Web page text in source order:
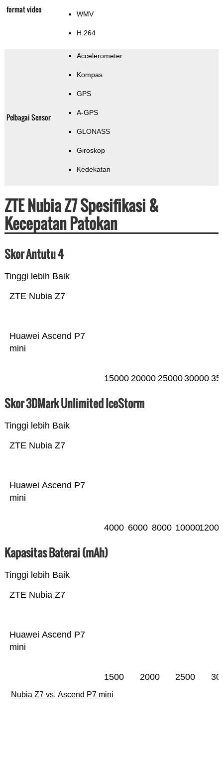
format video WMV
H.264
Pelbagai Sensor
Accelerometer
Kompas
GPS
A-GPS
GLONASS
Giroskop
Kedekatan
ZTE Nubia Z7 Spesifikasi &
Kecepatan Patokan
Skor Antutu 4
Tinggi lebih Baik
Huawei Ascend P7
mini
ZTE Nubia Z7
15000 20000 2500030000
Skor 3DMark Unlimited IceStorm
Tinggi lebih Baik
Huawei Ascend P7
mini
ZTE Nubia Z7
4000 6000 8000 10000
Kapasitas Baterai (mAh)
Tinggi lebih Baik
Huawei Ascend P7
mini
ZTE Nubia Z7
1500 2000 2500
Nubia Z7 vs. Ascend P7 mini